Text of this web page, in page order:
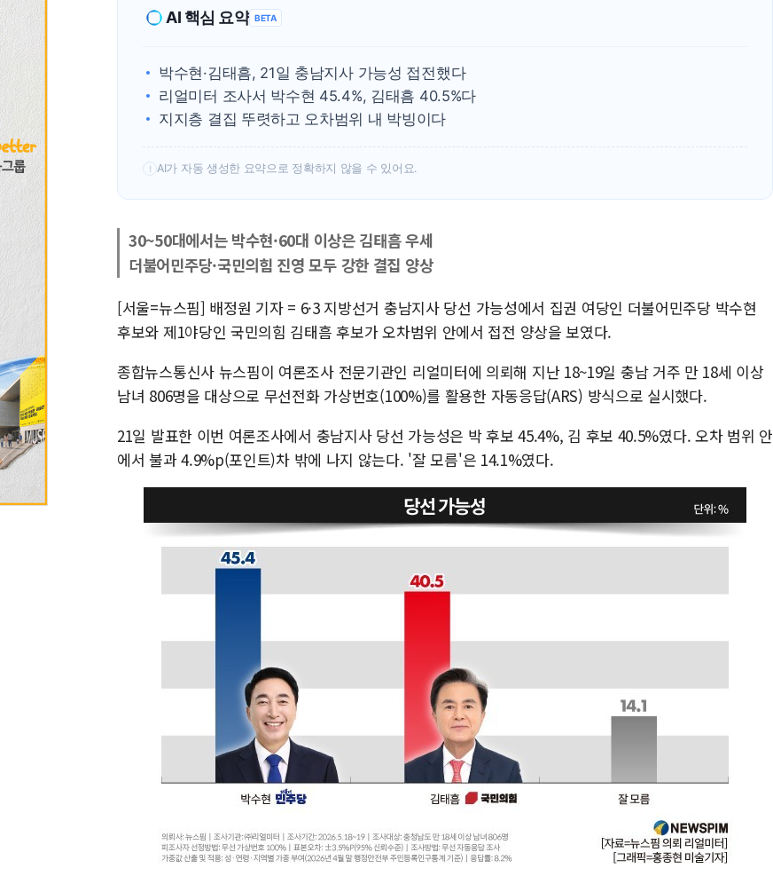
AI 핵심 요약 BETA
박수현·김태흠, 21일 충남지사 가능성 접전했다
리얼미터 조사서 박수현 45.4%, 김태흠 40.5%다
지지층 결집 뚜렷하고 오차범위 내 박빙이다
! AI가 자동 생성한 요약으로 정확하지 않을 수 있어요.
30~50대에서는 박수현·60대 이상은 김태흠 우세
더불어민주당·국민의힘 진영 모두 강한 결집 양상
[서울=뉴스핌] 배정원 기자 = 6·3 지방선거 충남지사 당선 가능성에서 집권 여당인 더불어민주당 박수현
후보와 제1야당인 국민의힘 김태흠 후보가 오차범위 안에서 접전 양상을 보였다.
종합뉴스통신사 뉴스핌이 여론조사 전문기관인 리얼미터에 의뢰해 지난 18~19일 충남 거주 만 18세 이상
남녀 806명을 대상으로 무선전화 가상번호(100%)를 활용한 자동응답(ARS) 방식으로 실시했다.
21일 발표한 이번 여론조사에서 충남지사 당선 가능성은 박 후보 45.4%, 김 후보 40.5%였다. 오차 범위 안
에서 불과 4.9%p(포인트)차 밖에 나지 않는다. '잘 모름'은 14.1%였다.